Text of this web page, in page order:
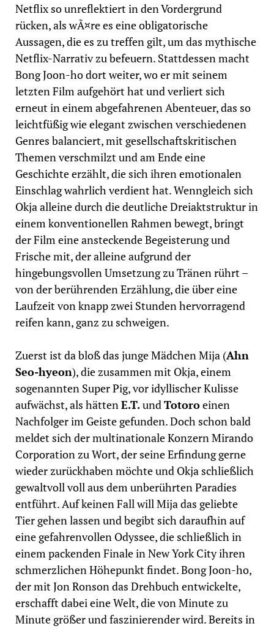
Netflix so unreflektiert in den Vordergrund
rücken, als wÃ¤re es eine obligatorische
Aussagen, die es zu treffen gilt, um das mythische
Netflix-Narrativ zu befeuern. Stattdessen macht
Bong Joon-ho dort weiter, wo er mit seinem
letzten Film aufgehört hat und verliert sich
erneut in einem abgefahrenen Abenteuer, das so
leichtfüßig wie elegant zwischen verschiedenen
Genres balanciert, mit gesellschaftskritischen
Themen verschmilzt und am Ende eine
Geschichte erzählt, die sich ihren emotionalen
Einschlag wahrlich verdient hat. Wenngleich sich
Okja alleine durch die deutliche Dreiaktstruktur in
einem konventionellen Rahmen bewegt, bringt
der Film eine ansteckende Begeisterung und
Frische mit, der alleine aufgrund der
hingebungsvollen Umsetzung zu Tränen rührt –
von der berührenden Erzählung, die über eine
Laufzeit von knapp zwei Stunden hervorragend
reifen kann, ganz zu schweigen.
Zuerst ist da bloß das junge Mädchen Mija (Ahn
Seo-hyeon), die zusammen mit Okja, einem
sogenannten Super Pig, vor idyllischer Kulisse
aufwächst, als hättenE.T.undTotoroeinen
Nachfolger im Geiste gefunden. Doch schon bald
meldet sich der multinationale Konzern Mirando
Corporation zu Wort, der seine Erfindung gerne
wieder zurückhaben möchte und Okja schließlich
gewaltvoll voll aus dem unberührten Paradies
entführt. Auf keinen Fall will Mija das geliebte
Tier gehen lassen und begibt sich daraufhin auf
eine gefahrenvollen Odyssee, die schließlich in
einem packenden Finale in New York City ihren
schmerzlichen Höhepunkt findet. Bong Joon-ho,
der mit Jon Ronson das Drehbuch entwickelte,
erschafft dabei eine Welt, die von Minute zu
Minute größer und faszinierender wird. Bereits in